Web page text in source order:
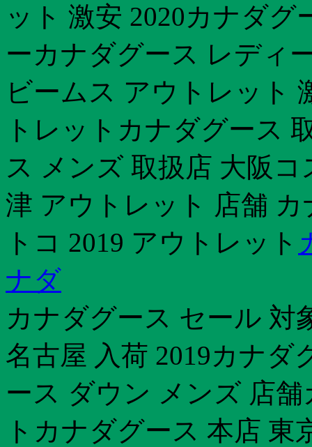
ット 激安 2020カナダ
ーカナダグース レディ
ビームス アウトレット
トレットカナダグース
ス メンズ 取扱店 大阪
津 アウトレット 店舗
トコ 2019 アウトレット
ナダ
カナダグース セール 対
名古屋 入荷 2019カナダ
ース ダウン メンズ 店
トカナダグース 本店